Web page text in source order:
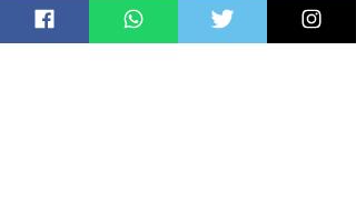
Jornal Daki